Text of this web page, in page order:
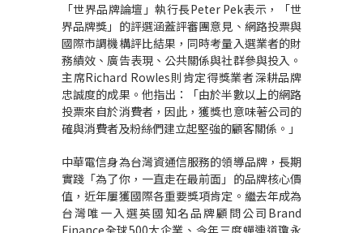
「世界品牌論壇」執行長Peter Pek表示，「世
界品牌獎」的評選涵蓋評審團意見、網路投票與
國際市調機構評比結果，同時考量入選業者的財
務績效、廣告表現、公共關係與社群參與投入。
主席Richard Rowles則肯定得獎業者深耕品牌
忠誠度的成果。他指出：「由於半數以上的網路
投票來自於消費者，因此，獲獎也意味著公司的
確與消費者及粉絲們建立起堅強的顧客關係。」
中華電信身為台灣資通信服務的領導品牌，長期
實踐「為了你，一直走在最前面」的品牌核心價
值，近年屢獲國際各重要獎項肯定。繼去年成為
台灣唯一入選英國知名品牌顧問公司Brand
Finance全球500大企業、今年三度蟬連道瓊永